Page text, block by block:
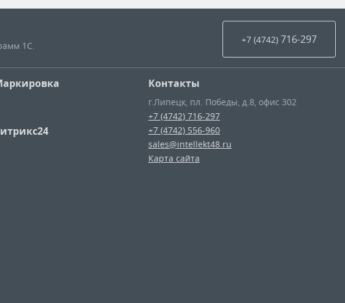
1С.
+7 (4742) 716-297
Контакты
г.Липецк, пл. Победы, д.8, офис 302
+7 (4742) 716-297
+7 (4742) 556-960
sales@intellekt48.ru
Карта сайта